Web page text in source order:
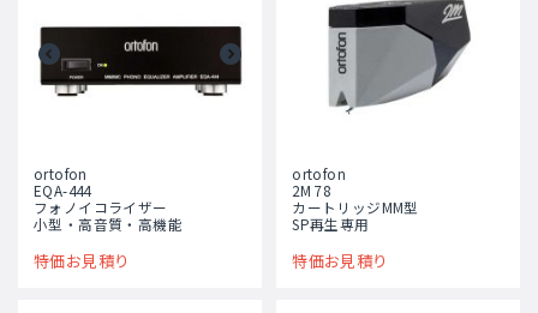
ortofon
EQA-444
フォノイコライザー
小型・高音質・高機能
特価お見積り
ortofon
2M 78
カートリッジMM型
SP再生専用
特価お見積り